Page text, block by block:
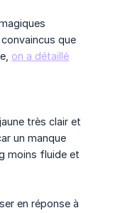
que
on a détaillé
très clair et
un manque
moins fluide et
en réponse à